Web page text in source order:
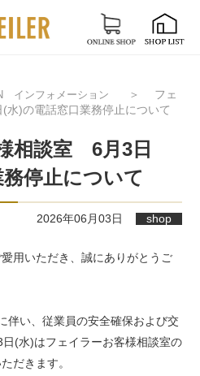
インフォメーション ＞
フェ
)の電話窓口業務停止について
相談室 6月3日
停止について
2026年06月03日 shop
用いただき、誠にありがとうご
伴い、従業員の安全確保および交
(水)はフェイラーお客様相談室の
だきます。